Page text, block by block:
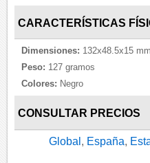
CARACTERÍSTICAS
Dimensiones: 132x48.5x15 mm
Peso: 127 gramos
Colores: Negro
CONSULTAR PRECIOS
Global , España,